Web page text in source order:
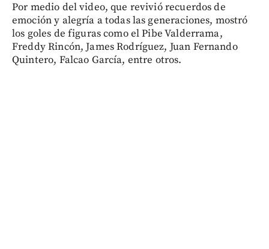
Por medio del video, que revivió recuerdos de
emoción y alegría a todas las generaciones, mostró
los goles de figuras como el Pibe Valderrama,
Freddy Rincón, James Rodríguez, Juan Fernando
Quintero, Falcao García, entre otros.